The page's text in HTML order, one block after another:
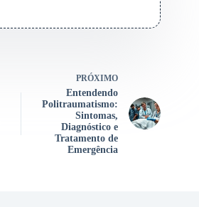
PRÓXIMO
Entendendo
Politraumatismo:
Sintomas,
Diagnóstico e
Tratamento de
Emergência